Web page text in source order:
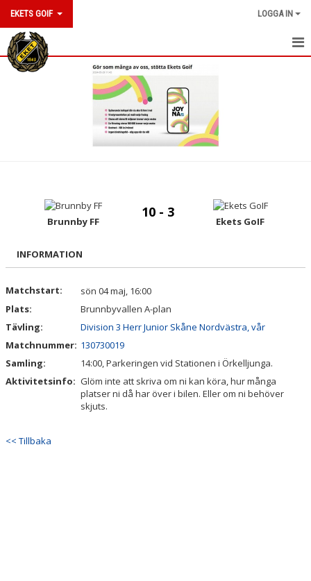
EKETS GOIF LOGGA IN
HEM
BILDGALLERI
DOKUMENT
MATCHER
STYRELSE
SPONSORER
Brunnby FF
10 - 3
Ekets GoIF
INFORMATION
Matchstart:
sön 04 maj, 16:00
Plats:
Brunnbyvallen A-plan
Tävling:
Division 3 Herr Junior Skåne Nordvästra, vår
Matchnummer: 130730019
Samling:
14:00, Parkeringen vid Stationen i Örkelljunga.
Aktivitetsinfo: Glöm inte att skriva om ni kan köra, hur många
platser ni då har över i bilen. Eller om ni behöver
skjuts.
<< Tillbaka